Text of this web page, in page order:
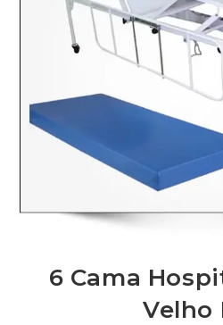
6 Cama
Velho